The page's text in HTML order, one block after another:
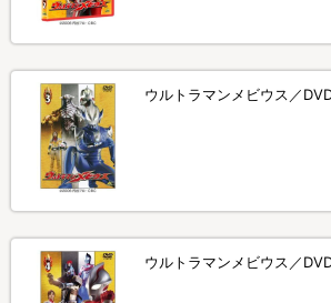
ウルトラマンメビウス／
ウルトラマンメビウス／